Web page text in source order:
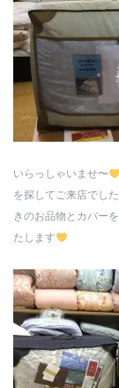
いらっしゃいませ〜
を探してご来店でし
きのお品物とカバーを
たします